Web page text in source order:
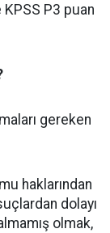
P3 puan
gereken
haklarından
dolayı
olmak,